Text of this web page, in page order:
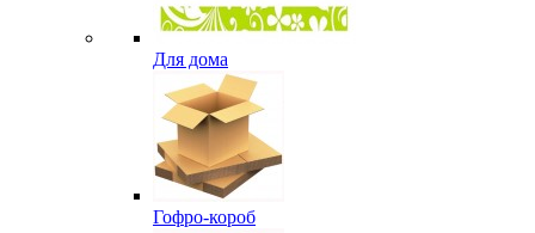
Для дома
Гофро-короб